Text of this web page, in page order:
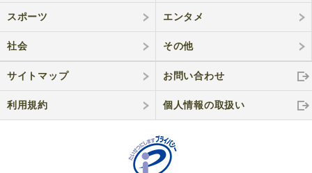
スポーツ エンタメ
社会 その他
サイトマップ お問い合わせ
利用規約 個人情報の取扱い